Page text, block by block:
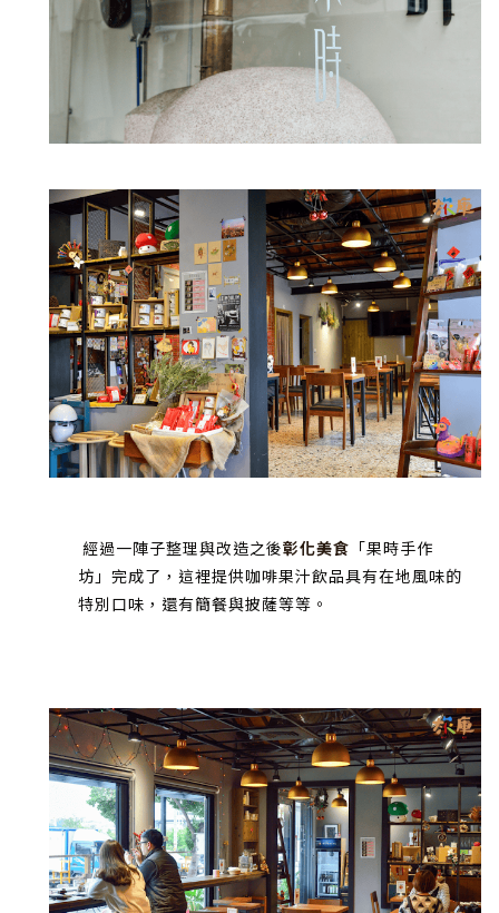
經過一陣子整理與改造之後彰化美食 「果時手作
坊」完成了，這裡提供咖啡果汁飲品具有在地風味的
特別口味，還有簡餐與披薩等等。